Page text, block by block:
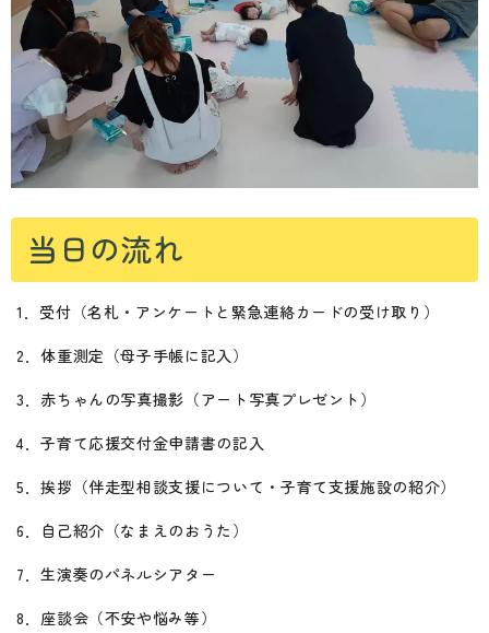
当日の流れ
1．受付（名札・アンケートと緊急連絡カードの受け取り）
2．体重測定（母子手帳に記入）
3．赤ちゃんの写真撮影（アート写真プレゼント）
4．子育て応援交付金申請書の記入
5．挨拶（伴走型相談支援について・子育て支援施設の紹介）
6．自己紹介（なまえのおうた）
7．生演奏のパネルシアター
8．座談会（不安や悩み等）